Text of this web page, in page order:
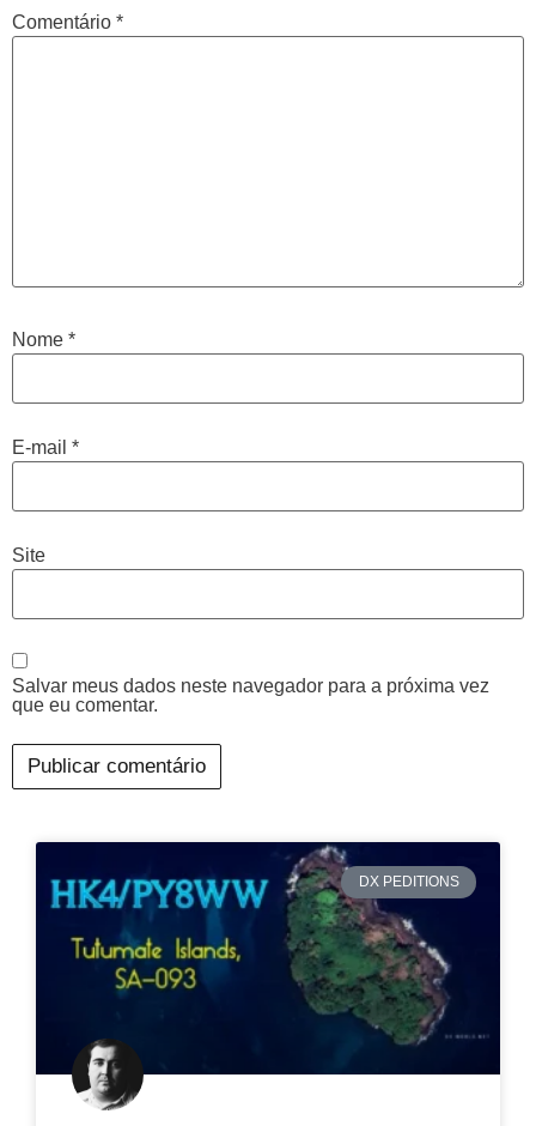
Comentário *
Nome *
E-mail *
Site
Salvar meus dados neste navegador para a próxima vez
que eu comentar.
DX PEDITIONS